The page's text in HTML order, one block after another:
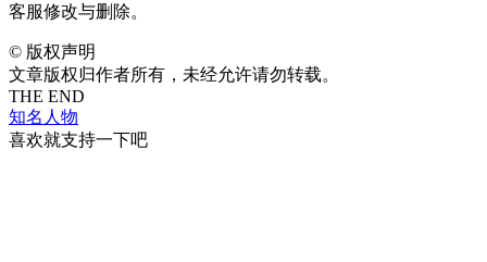
客服修改与删除。
© 版权声明
文章版权归作者所有，未经允许请勿转载。
THE END
知名人物
喜欢就支持一下吧